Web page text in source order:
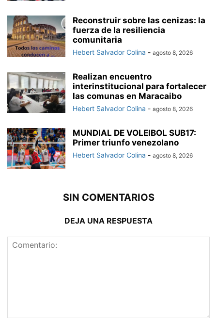
Reconstruir sobre las cenizas: la
fuerza de la resiliencia
comunitaria
Hebert Salvador Colina - agosto 8, 2026
Realizan encuentro
interinstitucional para fortalecer
las comunas en Maracaibo
Hebert Salvador Colina - agosto 8, 2026
MUNDIAL DE VOLEIBOL SUB17:
Primer triunfo venezolano
Hebert Salvador Colina - agosto 8, 2026
SIN COMENTARIOS
DEJA UNA RESPUESTA